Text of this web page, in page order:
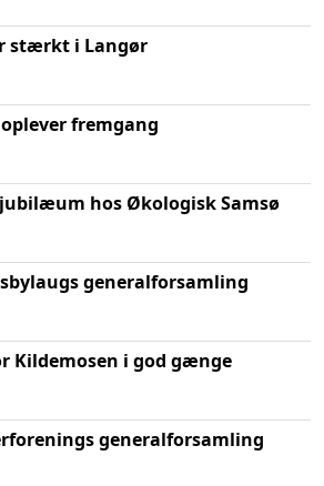
stærkt i Langør
fremgang
jubilæum hos Økologisk Samsø
generalforsamling
Kildemosen i god gænge
generalforsamling